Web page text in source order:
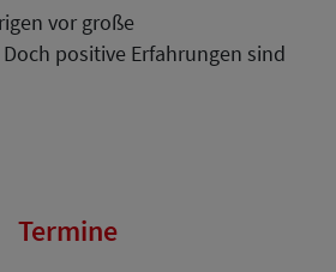
vor große
positive Erfahrungen sind
Termine